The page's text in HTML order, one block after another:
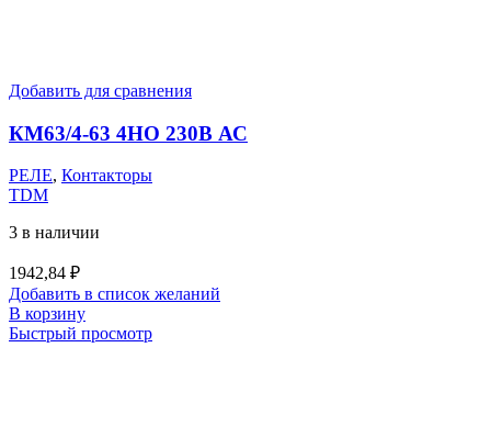
Добавить для сравнения
КМ63/4-63 4НО 230В АС
РЕЛЕ, Контакторы
TDM
3 в наличии
1942,84 ₽
Добавить в список желаний
В корзину
Быстрый просмотр